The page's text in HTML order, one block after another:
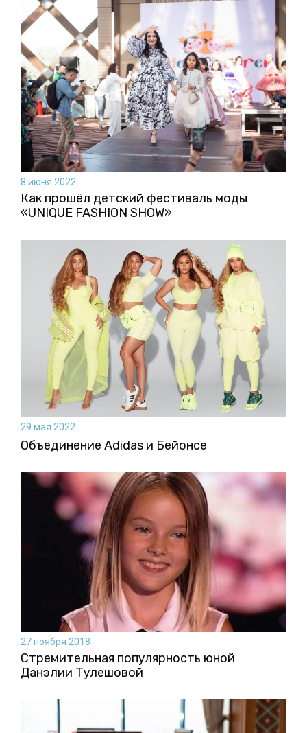
8 июня 2022
Как прошёл детский фестиваль моды
«UNIQUE FASHION SHOW»
29 мая 2022
Объединение Adidas и Бейонсе
27 ноября 2018
Стремительная популярность юной
Данэлии Тулешовой